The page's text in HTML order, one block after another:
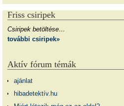
Friss csiripek
Csiripek betöltése…
további csiripek»
Aktív fórum témák
ajánlat
hibadetektív.hu